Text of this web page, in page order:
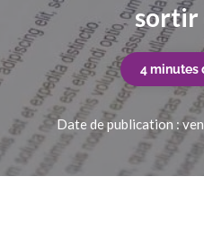
sortir
4 minutes
Date de publication :